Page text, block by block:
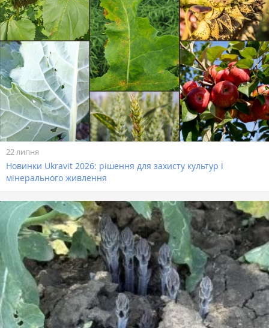
22 липня
Новинки Ukravit 2026: рішення для захисту культур і
мінерального живлення